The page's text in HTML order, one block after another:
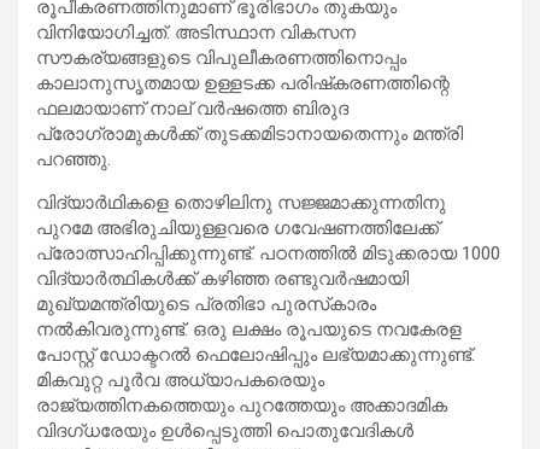
രൂപീകരണത്തിനുമാണ് ഭൂരിഭാഗം തുകയും
വിനിയോഗിച്ചത്. അടിസ്ഥാന വികസന
സൗകര്യങ്ങളുടെ വിപുലീകരണത്തിനൊപ്പം
കാലാനുസൃതമായ ഉള്ളടക്ക പരിഷ്‌കരണത്തിന്റെ
ഫലമായാണ് നാല് വർഷത്തെ ബിരുദ
പ്രോഗ്രാമുകൾക്ക് തുടക്കമിടാനായതെന്നും മന്ത്രി
പറഞ്ഞു.
വിദ്യാർഥികളെ തൊഴിലിനു സജ്ജമാക്കുന്നതിനു
പുറമേ അഭിരുചിയുള്ളവരെ ഗവേഷണത്തിലേക്ക്
പ്രോത്സാഹിപ്പിക്കുന്നുണ്ട്. പഠനത്തിൽ മിടുക്കരായ 1000
വിദ്യാർത്ഥികൾക്ക് കഴിഞ്ഞ രണ്ടുവർഷമായി
മുഖ്യമന്ത്രിയുടെ പ്രതിഭാ പുരസ്‌കാരം
നൽകിവരുന്നുണ്ട്. ഒരു ലക്ഷം രൂപയുടെ നവകേരള
പോസ്റ്റ് ഡോക്ടറൽ ഫെലോഷിപ്പും ലഭ്യമാക്കുന്നുണ്ട്.
മികവുറ്റ പൂർവ അധ്യാപകരെയും
രാജ്യത്തിനകത്തെയും പുറത്തേയും അക്കാദമിക
വിദഗ്ധരേയും ഉൾപ്പെടുത്തി പൊതുവേദികൾ